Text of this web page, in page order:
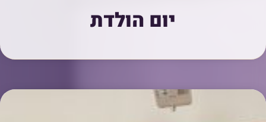
יום הולדת